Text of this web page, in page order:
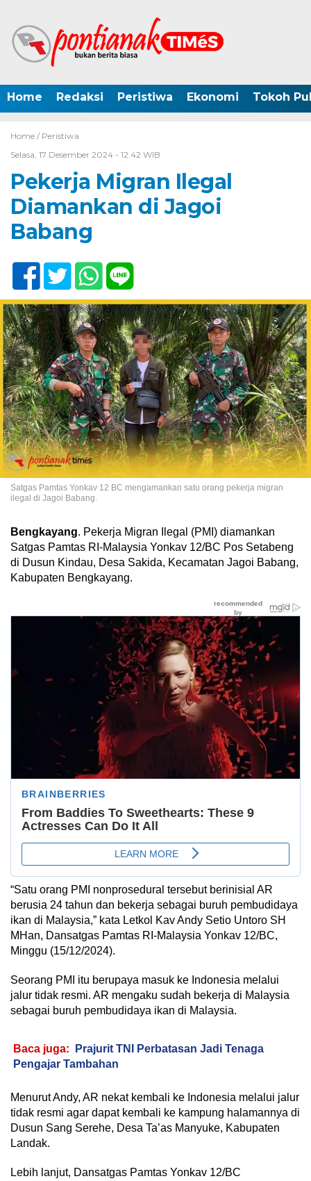
Home Redaksi Peristiwa Ekonomi Tokoh
Home / Peristiwa
Selasa, 17 Desember 2024 - 12:42 WIB
Pekerja Migran Ilegal
Diamankan di Jagoi
Babang
Satgas Pamtas Yonkav 12 BC mengamankan satu orang pekerja migran
ilegal di Jagoi Babang.
Bengkayang. Pekerja Migran Ilegal (PMI) diamankan
Satgas Pamtas RI-Malaysia Yonkav 12/BC Pos Setabeng
di Dusun Kindau, Desa Sakida, Kecamatan Jagoi Babang,
Kabupaten Bengkayang.
“Satu orang PMI nonprosedural tersebut berinisial AR
berusia 24 tahun dan bekerja sebagai buruh pembudidaya
ikan di Malaysia,” kata Letkol Kav Andy Setio Untoro SH
MHan, Dansatgas Pamtas RI-Malaysia Yonkav 12/BC,
Minggu (15/12/2024).
Seorang PMI itu berupaya masuk ke Indonesia melalui
jalur tidak resmi. AR mengaku sudah bekerja di Malaysia
sebagai buruh pembudidaya ikan di Malaysia.
Baca juga:
Prajurit TNI Perbatasan Jadi Tenaga
Pengajar Tambahan
Menurut Andy, AR nekat kembali ke Indonesia melalui jalur
tidak resmi agar dapat kembali ke kampung halamannya di
Dusun Sang Serehe, Desa Ta’as Manyuke, Kabupaten
Landak.
Lebih lanjut, Dansatgas Pamtas Yonkav 12/BC